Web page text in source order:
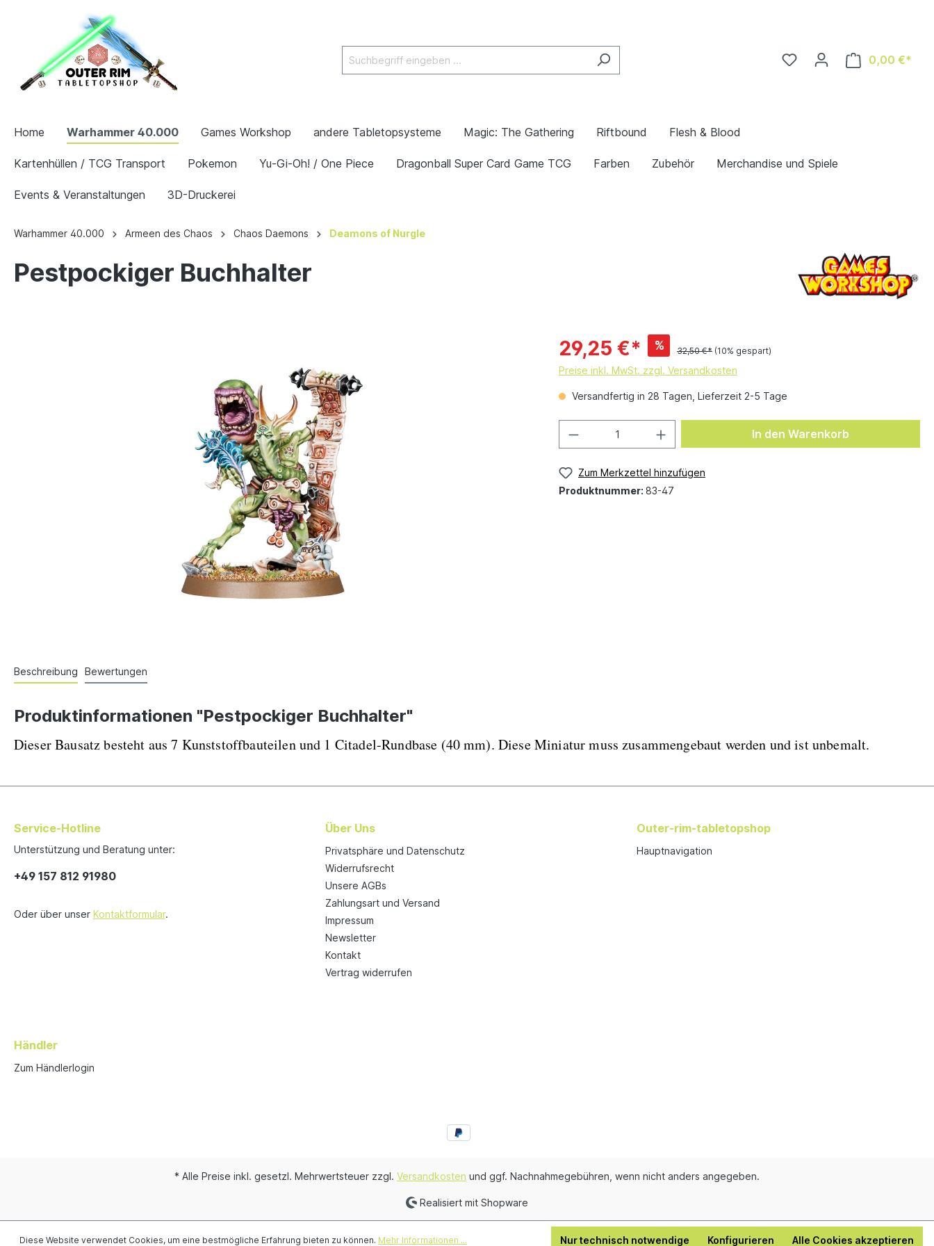
0,00 €*
Home Warhammer 40.000 Games Workshop andere Tabletopsysteme Magic: The Gathering Riftbound Flesh & Blood
Kartenhüllen / TCG Transport Pokemon Yu-Gi-Oh! / One Piece Dragonball Super Card Game TCG Farben Zubehör Merchandise und Spiele
Events & Veranstaltungen 3D-Druckerei
Warhammer 40.000 Armeen des Chaos Chaos Daemons Deamons of Nurgle
Pestpockiger Buchhalter
29,25 €* % 32,50 €* (10% gespart)
Preise inkl. MwSt. zzgl. Versandkosten
Versandfertig in 28 Tagen, Lieferzeit 2-5 Tage
In den Warenkorb
Zum Merkzettel hinzufügen
Produktnummer: 83-47
Beschreibung Bewertungen
Produktinformationen "Pestpockiger Buchhalter"
Dieser Bausatz besteht aus 7 Kunststoffbauteilen und 1 Citadel-Rundbase (40 mm). Diese Miniatur muss zusammengebaut werden und ist unbemalt.
Service-Hotline
Unterstützung und Beratung unter:
+49 157 812 91980
Oder über unser Kontaktformular.
Über Uns
Privatsphäre und Datenschutz
Widerrufsrecht
Unsere AGBs
Zahlungsart und Versand
Impressum
Newsletter
Kontakt
Vertrag widerrufen
Outer-rim-tabletopshop
Hauptnavigation
Händler
Zum Händlerlogin
* Alle Preise inkl. gesetzl. Mehrwertsteuer zzgl. Versandkosten und ggf. Nachnahmegebühren, wenn nicht anders angegeben.
Realisiert mit Shopware
Diese Website verwendet Cookies, um eine bestmögliche Erfahrung bieten zu können. Mehr Informationen ... Nur technisch notwendige Konfigurieren Alle Cookies akzeptieren